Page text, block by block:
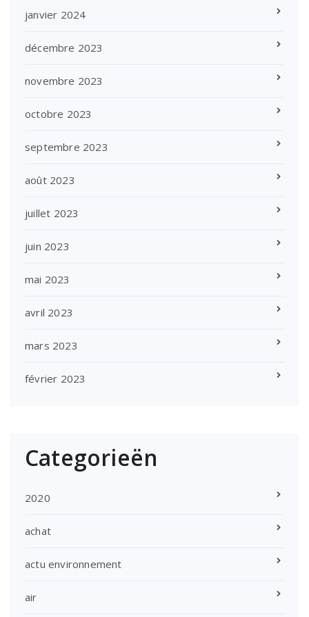
janvier 2024
décembre 2023
novembre 2023
octobre 2023
septembre 2023
août 2023
juillet 2023
juin 2023
mai 2023
avril 2023
mars 2023
février 2023
Categorieën
2020
achat
actu environnement
air